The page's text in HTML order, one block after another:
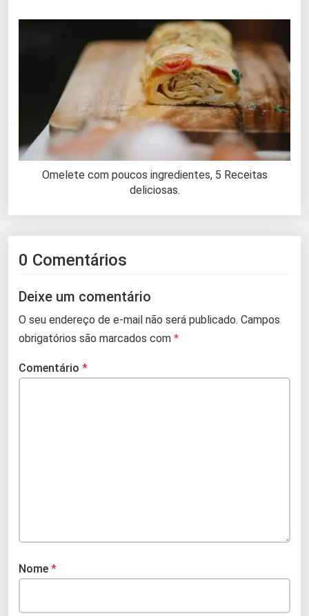
Omelete com poucos ingredientes, 5 Receitas
deliciosas.
0 Comentários
Deixe um comentário
O seu endereço de e-mail não será publicado. Campos
obrigatórios são marcados com *
Comentário *
Nome *